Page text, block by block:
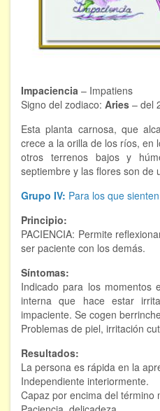
Bioenergía Cuántica Evolutiva
Limpieza de las energías - -
PRÁCTICO
NOTICIAS Y ENTREVISTAS
TERAPIAS
Sincroinducción.
Hipnosis clínica
Hipnosis proyectiva
Hipnosis regresiva
Bioenergía. Sanación
Relajación y autoprotección
Impaciencia – Impatiens
Signo del zodiaco: Aries – del
Esta planta carnosa, que
crece a la orilla de los ríos, en
otros terrenos bajos y
septiembre y las flores son de
Grupo IV: Para los que
Principio:
PACIENCIA: Permite
ser paciente con los demás.
Síntomas:
Indicado para los momentos
interna que hace estar
impaciente. Se cogen
Problemas de piel, irritación
Resultados:
La persona es rápida en la
Independiente interiormente.
Capaz por encima del término